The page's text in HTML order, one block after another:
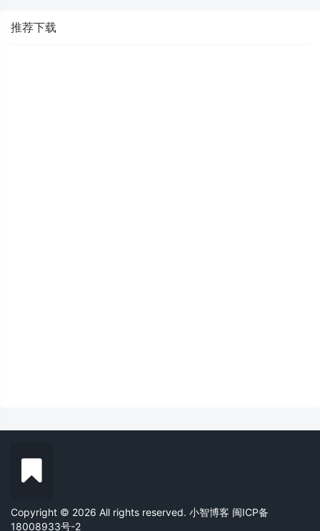
推荐下载
Copyright © 2026 All rights reserved. 小智博客 闽ICP备
18008933号-2